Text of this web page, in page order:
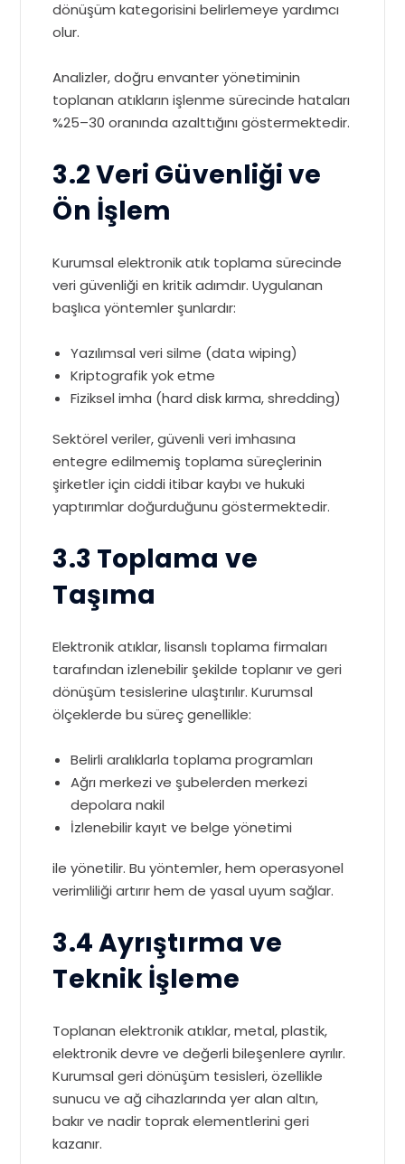
dönüşüm kategorisini belirlemeye yardımcı
olur.
Analizler, doğru envanter yönetiminin
toplanan atıkların işlenme sürecinde hataları
%25–30 oranında azalttığını göstermektedir.
3.2 Veri Güvenliği ve
Ön İşlem
Kurumsal elektronik atık toplama sürecinde
veri güvenliği en kritik adımdır. Uygulanan
başlıca yöntemler şunlardır:
Yazılımsal veri silme (data wiping)
Kriptografik yok etme
Fiziksel imha (hard disk kırma, shredding)
Sektörel veriler, güvenli veri imhasına
entegre edilmemiş toplama süreçlerinin
şirketler için ciddi itibar kaybı ve hukuki
yaptırımlar doğurduğunu göstermektedir.
3.3 Toplama ve
Taşıma
Elektronik atıklar, lisanslı toplama firmaları
tarafından izlenebilir şekilde toplanır ve geri
dönüşüm tesislerine ulaştırılır. Kurumsal
ölçeklerde bu süreç genellikle:
Belirli aralıklarla toplama programları
Ağrı merkezi ve şubelerden merkezi
depolara nakil
İzlenebilir kayıt ve belge yönetimi
ile yönetilir. Bu yöntemler, hem operasyonel
verimliliği artırır hem de yasal uyum sağlar.
3.4 Ayrıştırma ve
Teknik İşleme
Toplanan elektronik atıklar, metal, plastik,
elektronik devre ve değerli bileşenlere ayrılır.
Kurumsal geri dönüşüm tesisleri, özellikle
sunucu ve ağ cihazlarında yer alan altın,
bakır ve nadir toprak elementlerini geri
kazanır.